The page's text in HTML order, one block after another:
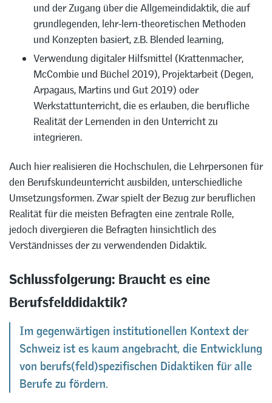
und der Zugang über die Allgemeindidaktik, die auf
grundlegenden, lehr-lern-theoretischen Methoden
und Konzepten basiert, z.B. Blended learning,
Verwendung digitaler Hilfsmittel (Krattenmacher,
McCombie und Büchel 2019), Projektarbeit (Degen,
Arpagaus, Martins und Gut 2019) oder
Werkstattunterricht, die es erlauben, die berufliche
Realität der Lernenden in den Unterricht zu
integrieren.
Auch hier realisieren die Hochschulen, die Lehrpersonen für
den Berufskundeunterricht ausbilden, unterschiedliche
Umsetzungsformen. Zwar spielt der Bezug zur beruflichen
Realität für die meisten Befragten eine zentrale Rolle,
jedoch divergieren die Befragten hinsichtlich des
Verständnisses der zu verwendenden Didaktik.
Schlussfolgerung: Braucht es eine
Berufsfelddidaktik?
Im gegenwärtigen institutionellen Kontext der
Schweiz ist es kaum angebracht, die Entwicklung
von berufs(feld)spezifischen Didaktiken für alle
Berufe zu fördern.